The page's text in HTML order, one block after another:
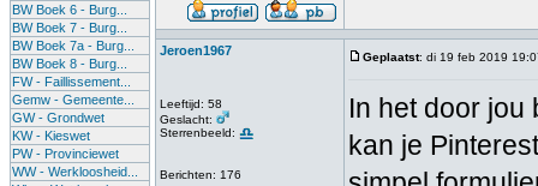
BW Boek 6 - Burg...
BW Boek 7 - Burg...
BW Boek 7a - Burg...
BW Boek 8 - Burg...
FW - Faillissement...
Gemw - Gemeente...
GW - Grondwet
KW - Kieswet
PW - Provinciewet
WW - Werkloosheid...
Jeroen1967
Leeftijd: 58
Geslacht:
Sterrenbeeld:
Berichten: 176
Geplaatst: di 19 feb 2019
In het door
kan je